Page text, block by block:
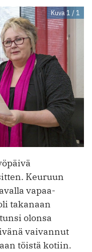
Kuva 1 / 1
Keuruun
vapaa-
takanaan
olonsa
vaivannut
töistä kotiin.